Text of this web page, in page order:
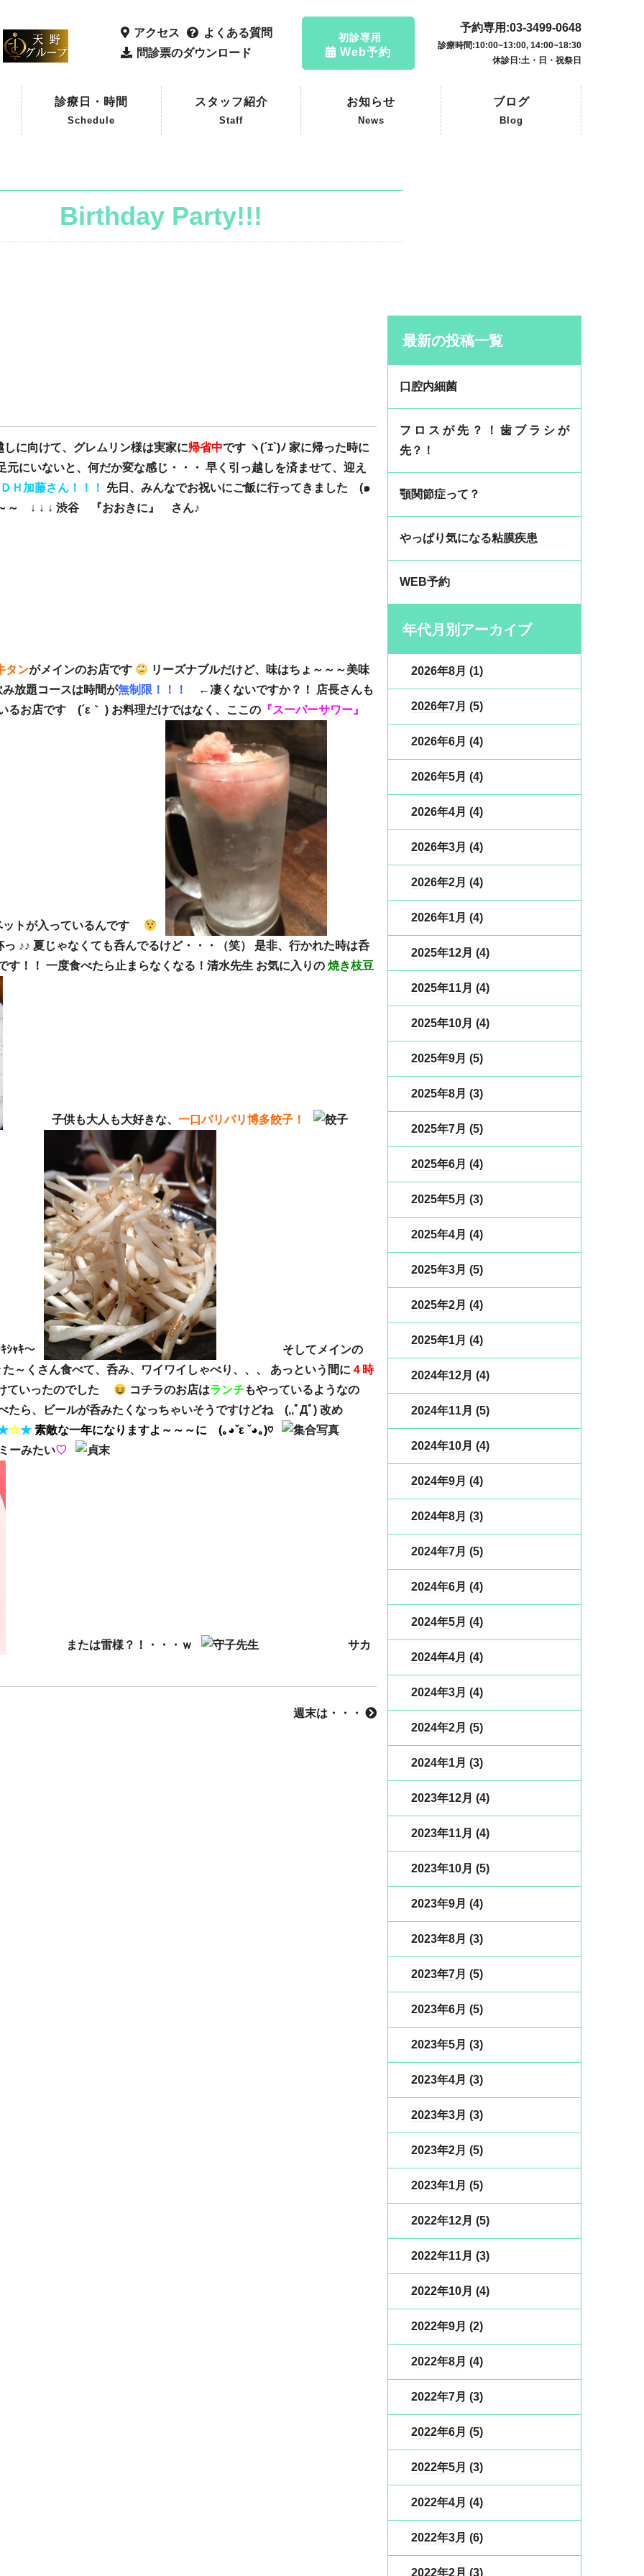
アクセス
よくある質問
問診票のダウンロード
初診専用
Web予約
予約専用:03-3499-0648
診療時間:10:00~13:00, 14:00~18:30
休診日:土・日・祝祭日
診療日・時間
Schedule
スタッフ紹介
Staff
お知らせ
News
ブログ
Blog
Birthday Party!!!
て、グレムリン様は実家に帰省中です ヽ(´ｴ`)ﾉ 家に帰った時に
元にいないと、何だか変な感じ・・・ 早く引っ越しを済ませて、迎え
ＤＨ加藤さん！！！
先日、みんなでお祝いにご飯に行ってきました (๑
～ ↓ ↓ ↓ 渋谷
『おおきに』 さん♪
タンがメインのお店です
リーズナブルだけど、味はちょ～～～美味
放題コースは時間が無制限！！！
←凄くないですか？！ 店長さんも
るお店です (´ε｀ ) お料理だけではなく、ここの 『スーパーサワー』
ットが入っているんです
っ ♪♪ 夏じゃなくても呑んでるけど・・・（笑） 是非、行かれた時は呑
す！！ 一度食べたら止まらなくなる！清水先生 お気に入りの 焼き枝豆
子供も大人も大好きな、 一口パリパリ博多餃子！
ｼｬｷ～
そしてメインの
食べて、呑み、ワイワイしゃべり、、、 あっという間に ４時
ていったのでした
コチラのお店はランチもやっているようなの
たら、ビールが呑みたくなっちゃいそうですけどね (,,ﾟДﾟ) 改め
☆★ 素敵な一年になりますよ～～～に (｡◕ˇε ˇ◕｡)♡
ーみたい♡
または雷様？！・・・ｗ サカ
週末は・・・
最新の投稿一覧
口腔内細菌
フロスが先？！歯ブラシが
先？！
顎関節症って？
やっぱり気になる粘膜疾患
WEB予約
年代月別アーカイブ
2026年8月 (1)
2026年7月 (5)
2026年6月 (4)
2026年5月 (4)
2026年4月 (4)
2026年3月 (4)
2026年2月 (4)
2026年1月 (4)
2025年12月 (4)
2025年11月 (4)
2025年10月 (4)
2025年9月 (5)
2025年8月 (3)
2025年7月 (5)
2025年6月 (4)
2025年5月 (3)
2025年4月 (4)
2025年3月 (5)
2025年2月 (4)
2025年1月 (4)
2024年12月 (4)
2024年11月 (5)
2024年10月 (4)
2024年9月 (4)
2024年8月 (3)
2024年7月 (5)
2024年6月 (4)
2024年5月 (4)
2024年4月 (4)
2024年3月 (4)
2024年2月 (5)
2024年1月 (3)
2023年12月 (4)
2023年11月 (4)
2023年10月 (5)
2023年9月 (4)
2023年8月 (3)
2023年7月 (5)
2023年6月 (5)
2023年5月 (3)
2023年4月 (3)
2023年3月 (3)
2023年2月 (5)
2023年1月 (5)
2022年12月 (5)
2022年11月 (3)
2022年10月 (4)
2022年9月 (2)
2022年8月 (4)
2022年7月 (3)
2022年6月 (5)
2022年5月 (3)
2022年4月 (4)
2022年3月 (6)
2022年2月 (3)